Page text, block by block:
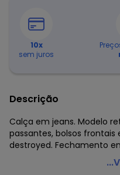
10x
sem juros
Descrição
Calça em jeans. Modelo
passantes, bolsos
destroyed. Fechamento
Sawary Jeans - Calça